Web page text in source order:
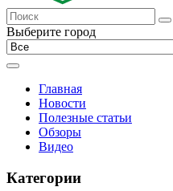
Выберите город
Главная
Новости
Полезные статьи
Обзоры
Видео
Категории